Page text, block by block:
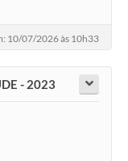
10/07/2026 às 10h33
- 2023